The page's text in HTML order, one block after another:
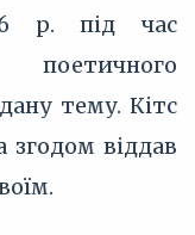
р. під час
поетичного
тему. Кітс
віддав